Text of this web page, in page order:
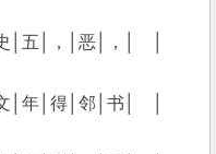
│五│，│恶│，│　│
│年│得│邻│书│　│